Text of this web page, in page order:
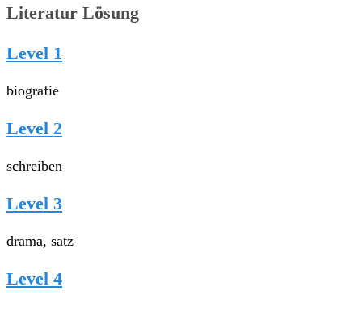
Literatur Lösung
Level 1
biografie
Level 2
schreiben
Level 3
drama, satz
Level 4